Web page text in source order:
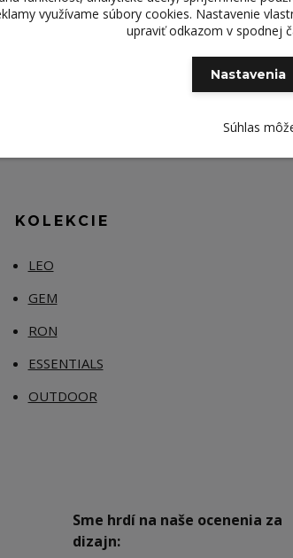
KOLEKCIE
LEO
GEM
RON
ESSENTIALS
OUTDOOR
Sme hrdí na naše ocenenia za
dizajn:
využívame súbory cookies. Nastavenie
upraviť odkazom v spodnej
Nastavenia
Súhlas